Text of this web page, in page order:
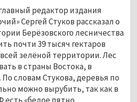
редактор издания
Сергей Стуков рассказал о
Берёзовского лесничества
почти 39 тысяч гектаров
зелёной территории. Лес
в страны Востока, в
По словам Стукова, деревья по
можно вырубить, так как в